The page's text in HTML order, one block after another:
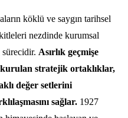
köklü ve saygın tarihsel
nezdinde kurumsal
Asırlık geçmişe
stratejik ortaklıklar,
değer setlerini
sağlar. 1927